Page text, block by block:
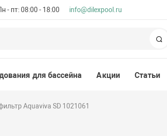
- пт: 08:00 - 18:00 info@dilexpool.ru
для бассейна Акции Статьи
Aquaviva SD 1021061